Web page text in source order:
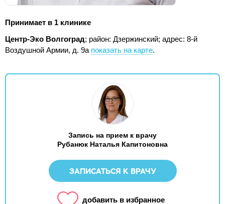
Принимает в 1 клинике
Центр-Эко Волгоград; район: Дзержинский; адрес: 8-й
Воздушной Армии, д. 9а показать на карте.
Запись на прием к врачу
Рубанюк Наталья Капитоновна
ЗАПИСАТЬСЯ К ВРАЧУ
добавить в избранное